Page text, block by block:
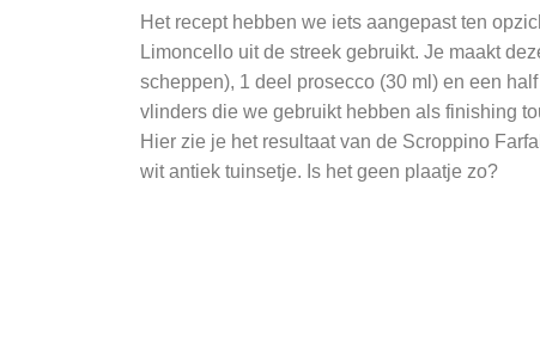
Het recept hebben we iets aangepast ten
Limoncello uit de streek gebruikt. Je maakt
scheppen), 1 deel prosecco (30 ml) en een
vlinders die we gebruikt hebben als finishing
Hier zie je het resultaat van de Scroppino
wit antiek tuinsetje. Is het geen plaatje zo?